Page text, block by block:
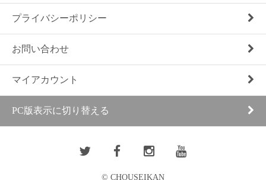
プライバシーポリシー
お問い合わせ
マイアカウント
PC版表示に切り替える
© CHOUSEIKAN